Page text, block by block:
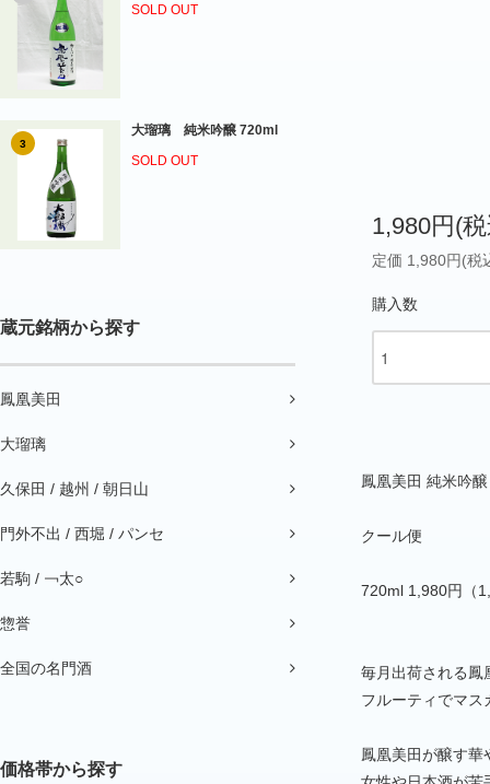
SOLD OUT
3
大瑠璃 純米吟醸 720ml
SOLD OUT
蔵元銘柄から探す
鳳凰美田
大瑠璃
久保田 / 越州 / 朝日山
門外不出 / 西堀 / パンセ
若駒 / ￢太○
惣誉
全国の名門酒
価格帯から探す
1,980円(
定価 1,980円(税
購入数
鳳凰美田 純米吟醸
クール便
720ml 1,980円（
毎月出荷される鳳
フルーティでマス
鳳凰美田が醸す華